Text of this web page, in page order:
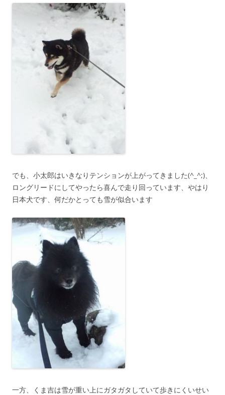
でも、小太郎はいきなりテンションが上がってきました(^_^;)、
ロングリードにしてやったら喜んで走り回っています、やはり
日本犬です、何だかとっても雪が似合います
一方、くま吉は雪が重い上にガタガタしていて歩きにくいせい